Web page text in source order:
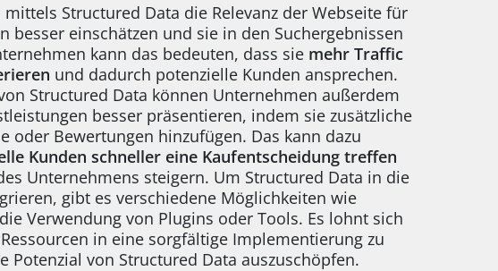
Structured Data die Relevanz der Webseite für
besser einschätzen und sie in den Suchergebnissen
kann das bedeuten, dass sie mehr Traffic
und dadurch potenzielle Kunden ansprechen.
Structured Data können Unternehmen außerdem
besser präsentieren, indem sie zusätzliche
oder Bewertungen hinzufügen. Das kann dazu
Kunden schneller eine Kaufentscheidung treffen
Unternehmens steigern. Um Structured Data in die
gibt es verschiedene Möglichkeiten wie
Verwendung von Plugins oder Tools. Es lohnt sich
in eine sorgfältige Implementierung zu
Potenzial von Structured Data auszuschöpfen.